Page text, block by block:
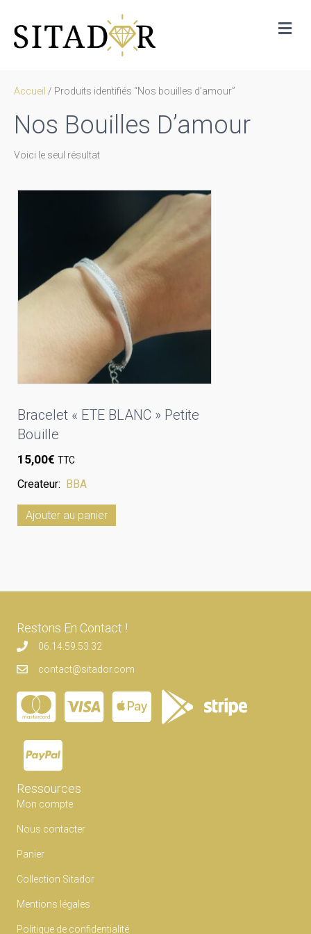
Accueil / Produits identifiés “Nos bouilles d’amour”
Nos Bouilles D’amour
Voici le seul résultat
Bracelet « ETE BLANC » Petite
Bouille
15,00€ TTC
Createur: BBA
Ajouter au panier
Restons En Contact !
06.14.59.53.32
contact@sitador.com
Ressources
Mon compte
Nous contacter
Panier
Collection Sitador
Mentions légales
Politique de confidentialité